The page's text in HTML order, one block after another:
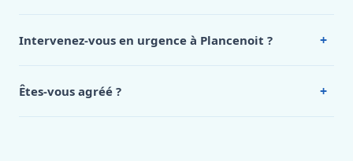
Plancenoit, appelez le 0472 53 24 26.
Intervenez-vous en urgence à Plancenoit ? +
Êtes-vous agréé ? +